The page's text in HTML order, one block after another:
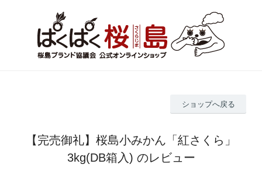
ショップへ戻る
【完売御礼】桜島小みかん「紅さくら」
3kg(DB箱入) のレビュー